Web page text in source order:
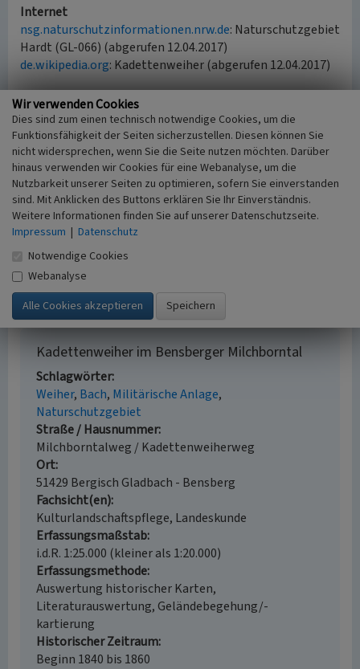
Internet
nsg.naturschutzinformationen.nrw.de: Naturschutzgebiet
Hardt (GL-066) (abgerufen 12.04.2017)
de.wikipedia.org: Kadettenweiher (abgerufen 12.04.2017)
Literatur
Groten, Manfred; Johanek, Peter; Reininghaus,
Wilfried; Wensky, Margret / Landschaftsverband
Rheinland; Landschaftsverband Westfalen-Lippe
(Hrsg.) (2006) Handbuch der Historischen Stätten
Nordrhein-Westfalen. (3. völlig neu bearbeitete
Auflage). (HbHistSt NRW, Kröners Taschenausgabe,
Band 273.) S. 94-95, Stuttgart.
Kluxen, Kurt (1976)
Paderborn.
Kadettenweiher im Bensberger Milchborntal
Schlagwörter
Weiher Bach Militärische Anlage
Naturschutzgebiet
Straße / Hausnummer
Milchborntalweg / Kadettenweiherweg
Ort
51429 Bergisch Gladbach - Bensberg
Fachsicht(en)
Kulturlandschaftspflege, Landeskunde
Erfassungsmaßstab
i.d.R. 1:25.000 (kleiner als 1:20.000)
Erfassungsmethode
Auswertung historischer Karten,
Literaturauswertung, Geländebegehung/-
kartierung
Historischer Zeitraum
Beginn 1840 bis 1860
Wir verwenden Cookies
Dies sind zum einen technisch notwendige Cookies, um die
Funktionsfähigkeit der Seiten sicherzustellen. Diesen können Sie
nicht widersprechen, wenn Sie die Seite nutzen möchten. Darüber
hinaus verwenden wir Cookies für eine Webanalyse, um die
Nutzbarkeit unserer Seiten zu optimieren, sofern Sie einverstanden
sind. Mit Anklicken des Buttons erklären Sie Ihr Einverständnis.
Weitere Informationen finden Sie auf unserer Datenschutzseite.
Impressum | Datenschutz
Notwendige Cookies
Webanalyse